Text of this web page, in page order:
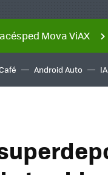
Mova ViAX
Android Auto IA